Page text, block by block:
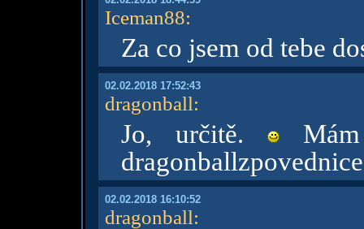
Iceman88:
Za co jsem od tebe
02.02.2018 17:52:43
dragonball:
Jo, určitě.
02.02.2018 16:10:52
dragonball: